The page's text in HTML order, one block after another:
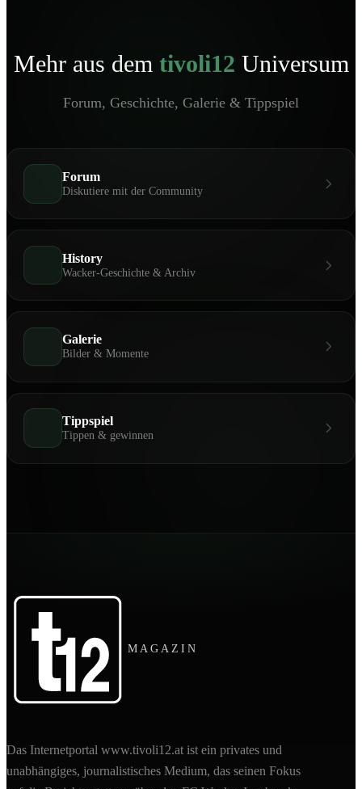
Mehr aus dem tivoli12 Universum
Forum, Geschichte, Galerie & Tippspiel
Forum
Diskutiere mit der Community
History
Wacker-Geschichte & Archiv
Galerie
Bilder & Momente
Tippspiel
Tippen & gewinnen
MAGAZIN
Das Internetportal www.tivoli12.at ist ein privates und
unabhängiges, journalistisches Medium, das seinen Fokus